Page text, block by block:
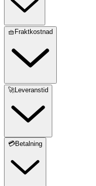
🧺Fraktkostnad
🚀Leveranstid
💳Betalning